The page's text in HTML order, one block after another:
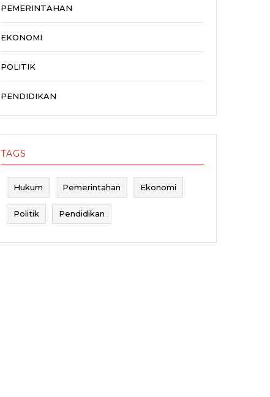
PEMERINTAHAN
EKONOMI
POLITIK
PENDIDIKAN
TAGS
Hukum Pemerintahan Ekonomi
Politik Pendidikan